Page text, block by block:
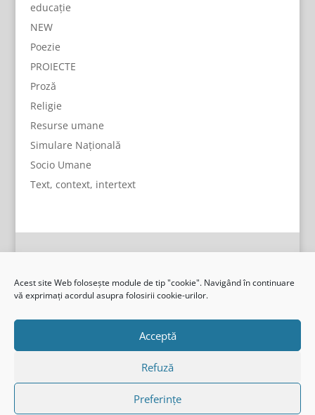
Acest site Web folosește module de tip "cookie". Navigând în continuare
vă exprimați acordul asupra folosirii cookie-urilor.
Acceptă
Refuză
Preferințe
educație
NEW
Poezie
PROIECTE
Proză
Religie
Resurse umane
Simulare Națională
Socio Umane
Text, context, intertext